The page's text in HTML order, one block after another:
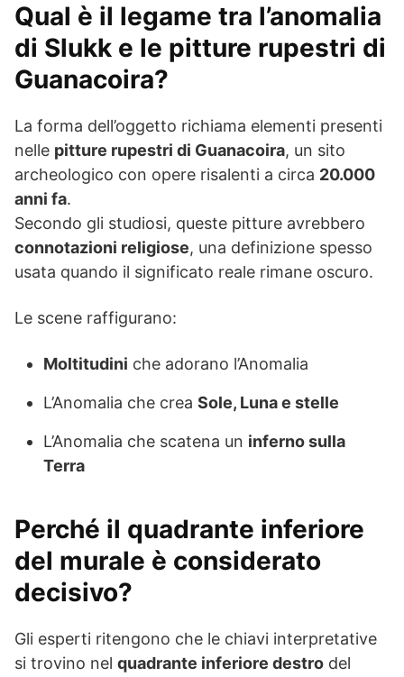
Qual è il legame tra l’anomalia
di Slukk e le pitture rupestri di
Guanacoira?
La forma dell’oggetto richiama elementi presenti
nelle pitture rupestri di Guanacoira, un sito
archeologico con opere risalenti a circa 20.000
anni fa.
Secondo gli studiosi, queste pitture avrebbero
connotazioni religiose, una definizione spesso
usata quando il significato reale rimane oscuro.
Le scene raffigurano:
Moltitudini che adorano l’Anomalia
L’Anomalia che crea Sole, Luna e stelle
L’Anomalia che scatena un inferno sulla
Terra
Perché il quadrante inferiore
del murale è considerato
decisivo?
Gli esperti ritengono che le chiavi interpretative
si trovino nel quadrante inferiore destro del